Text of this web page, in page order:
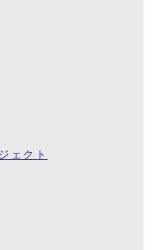
ェクト